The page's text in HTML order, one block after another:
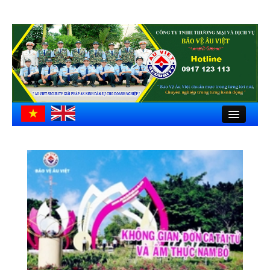
Trang chủ
Giới thiệu
Hồ sơ công ty